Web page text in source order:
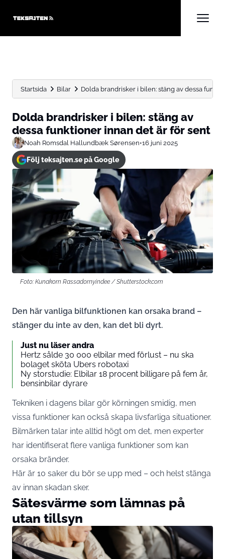
Startsida Bilar Dolda brandrisker i bilen: stäng av dessa
Dolda brandrisker i bilen: stäng av
dessa funktioner innan det är för sent
Noah Romsdal Hallundbæk Sørensen•16 juni 2025
Följ teksajten.se på Google
Foto: Kunakorn Rassadornyindee / Shutterstock.com
Den här vanliga bilfunktionen kan orsaka brand –
stänger du inte av den, kan det bli dyrt.
Just nu läser andra
Hertz sålde 30 000 elbilar med förlust – nu ska
bolaget sköta Ubers robotaxi
Ny storstudie: Elbilar 18 procent billigare på fem år,
bensinbilar dyrare
Tekniken i dagens bilar gör körningen smidig, men
vissa funktioner kan också skapa livsfarliga situationer.
Bilmärken talar inte alltid högt om det, men experter
har identifiserat flere vanliga funktioner som kan
orsaka bränder.
Här är 10 saker du bör se upp med – och helst stänga
av innan skadan sker.
Sätesvärme som lämnas på
utan tillsyn